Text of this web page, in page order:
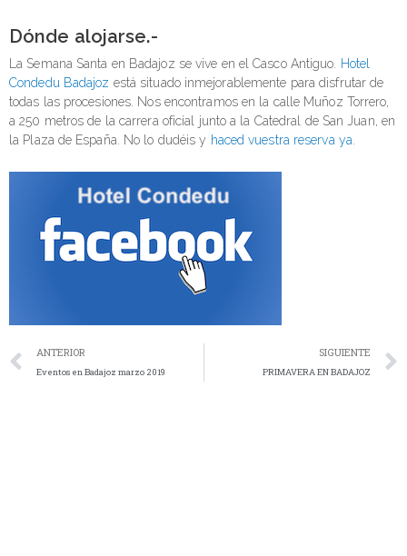
Dónde alojarse.-
La Semana Santa en Badajoz se vive en el Casco Antiguo. Hotel
Condedu Badajoz está situado inmejorablemente para disfrutar de
todas las procesiones. Nos encontramos en la calle Muñoz Torrero,
a 250 metros de la carrera oficial junto a la Catedral de San Juan, en
la Plaza de España. No lo dudéis y haced vuestra reserva ya
ANTERIOR
Eventos en Badajoz marzo 2019
SIGUIENTE
PRIMAVERA EN BADAJOZ